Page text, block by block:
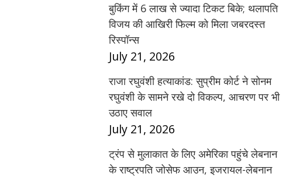
बुकिंग में 6 लाख से ज्यादा टिकट बिके; थलापति
विजय की आखिरी फिल्म को मिला जबरदस्त
रिस्पॉन्स
July 21, 2026
राजा रघुवंशी हत्याकांड: सुप्रीम कोर्ट ने सोनम
रघुवंशी के सामने रखे दो विकल्प, आचरण पर भी
उठाए सवाल
July 21, 2026
ट्रंप से मुलाकात के लिए अमेरिका पहुंचे लेबनान
के राष्ट्रपति जोसेफ आउन, इजरायल-लेबनान